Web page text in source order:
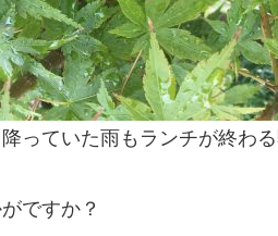
っていた雨もランチが終わ
ですか？